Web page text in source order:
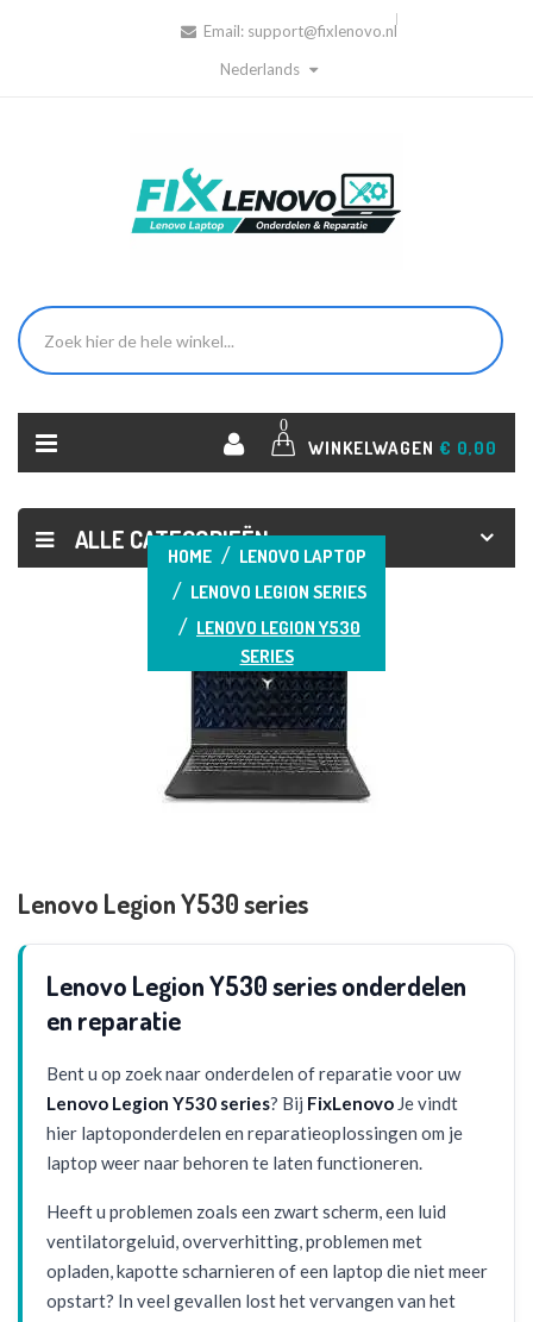
Email: support@fixlenovo.nl
Nederlands
0
WINKELWAGEN € 0,00
ALLE CATEGORIEËN
HOME
LENOVO LAPTOP
LENOVO LEGION SERIES
LENOVO LEGION Y530
SERIES
Lenovo Legion Y530 series
Lenovo Legion Y530 series onderdelen
en reparatie
Bent u op zoek naar onderdelen of reparatie voor uw
Lenovo Legion Y530 series? Bij FixLenovo Je vindt
hier laptoponderdelen en reparatieoplossingen om je
laptop weer naar behoren te laten functioneren.
Heeft u problemen zoals een zwart scherm, een luid
ventilatorgeluid, oververhitting, problemen met
opladen, kapotte scharnieren of een laptop die niet meer
opstart? In veel gevallen lost het vervangen van het